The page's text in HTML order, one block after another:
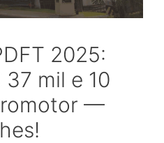
2025:
mil e 10
—